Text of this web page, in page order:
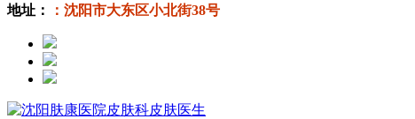
地址：
：沈阳市大东区小北街38号